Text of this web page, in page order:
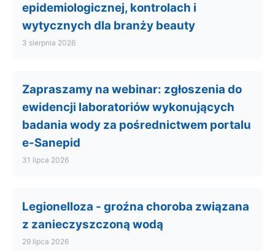
epidemiologicznej, kontrolach i
wytycznych dla branży beauty
3 sierpnia 2026
Zapraszamy na webinar: zgłoszenia do
ewidencji laboratoriów wykonujących
badania wody za pośrednictwem portalu
e-Sanepid
31 lipca 2026
Legionelloza - groźna choroba związana
z zanieczyszczoną wodą
29 lipca 2026